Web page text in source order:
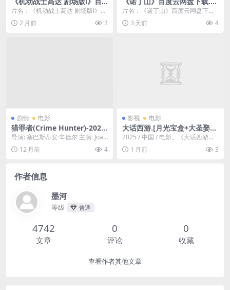
度云网盘夸克下载.阿里云盘.
中字.(1981)
片名：《机动战士高达 剧场版Ⅰ》百
度云网盘夸克下载.阿里云盘.中字.(1
981)...2 月前 3
里云盘.英语中字.(1999)
片名：《诺丁山》百度云网盘下载.
阿里云盘.英语中字.(1999) 分类：
电影 又...
3 天前 4
剧情 电影
猎罪者(Crime Hunter)-2025-
犯罪/动作-免费下载 🐺一位退
役的特种兵，为了追查杀害妻
儿的凶手，化身为“猎罪者”，
犯🐺｜
导演: 塞巴斯蒂安·辛德尔 主演: Joaq
uín Furriel / 索蕾达·...
12 月前 4
影视 电影
大话西游.[月光宝盒+大圣娶亲
(仙履奇缘)].HD1080P[周星驰,
吴孟达,罗家英,朱茵,莫文蔚,蔡
少芬,蓝洁瑛] 2025-02-25
2025 / 中国 / 电影。《大话西游》
是由周星驰主演的经典爱情悲喜剧
电影，分...
1 月前 3
作者信息
墨河
等级 普通
4742
文章
0
评论
0
收藏
查看作者其他文章